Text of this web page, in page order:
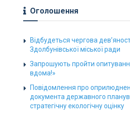
Оголошення
Відбудеться чергова
Здолбунівської міської ради
Запрошують пройти
вдома!»
Повідомлення про
документа державного
стратегічну екологічну оцінку